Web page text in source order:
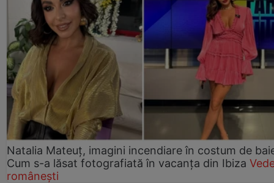
Natalia Mateuț, imagini incendiare în costum de
Cum s-a lăsat fotografiată în vacanța din Ibiza
românești